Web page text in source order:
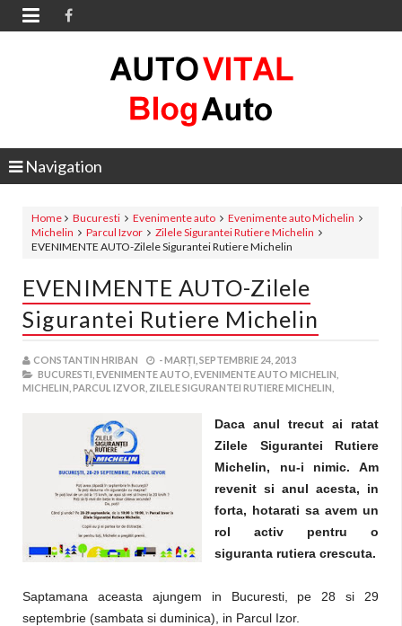

Navigation
Home Bucuresti Evenimente auto
Evenimente auto Michelin
Michelin
Parcul Izvor
Zilele Sigurantei Rutiere Michelin
EVENIMENTE AUTO-Zilele Sigurantei Rutiere Michelin
EVENIMENTE AUTO-Zilele
Sigurantei Rutiere Michelin
CONSTANTIN HRIBAN -MARȚI, SEPTEMBRIE 24, 2013
BUCURESTI, EVENIMENTE AUTO, EVENIMENTE AUTO MICHELIN,
MICHELIN, PARCUL IZVOR, ZILELE SIGURANTEI RUTIERE MICHELIN,
Daca anul trecut ai ratat
Zilele Sigurantei Rutiere
Michelin, nu-i nimic. Am
revenit si anul acesta, in
forta, hotarati sa avem un
rol activ pentru o
siguranta rutiera crescuta.
Saptamana aceasta ajungem in Bucuresti, pe 28 si 29
septembrie (sambata si duminica), in Parcul Izor.